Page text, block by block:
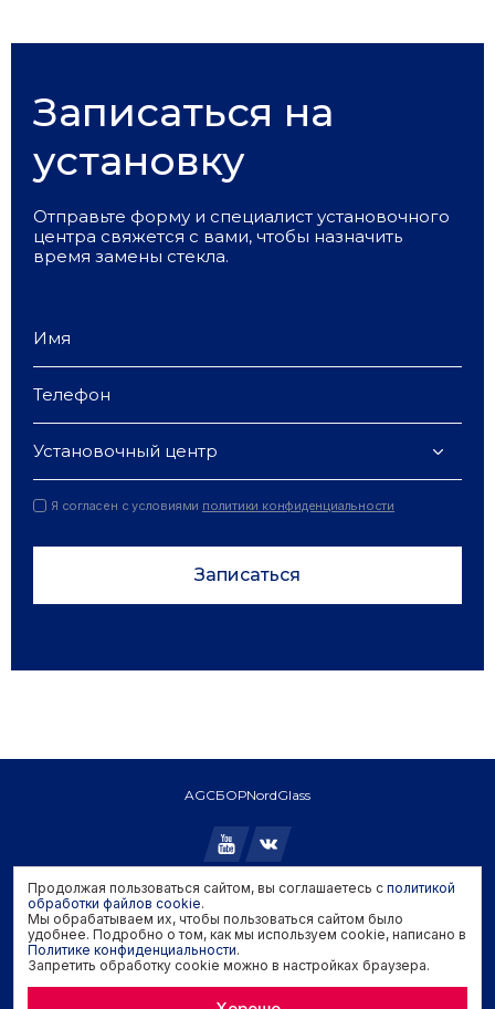
Записаться на
установку
Отправьте форму и специалист установочного
центра свяжется с вами, чтобы назначить
время замены стекла.
Установочный центр
Я согласен с условиями политики конфиденциальности
Записаться
AGCБОРNordGlass
Copyright © 2026 AGC. All rights reserved.
Политика конфиденциальности
Политика обработки файлов cookie
Задать вопрос производителю
Продолжая пользоваться сайтом, вы соглашаетесь с политикой
обработки файлов cookie.
Мы обрабатываем их, чтобы пользоваться сайтом было
удобнее. Подробно о том, как мы используем cookie, написано в
Политике конфиденциальности.
Запретить обработку cookie можно в настройках браузера.